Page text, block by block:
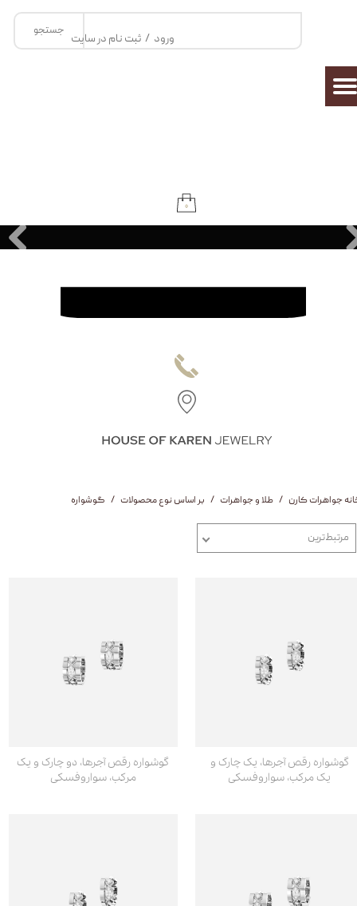
جستجو
۰
ورود / ثبت نام در سایت
تغییر گذر واژه
سفارشات
جواهرات کارن طلا و جواهرات بر اساس نوع محصولات گوشواره
مرتبط‌ترین
گوشواره رقص آجرها، یک چارک و
یک مرکب، سواروفسکی
گوشواره رقص آجرها، دو چارک و یک
مرکب، سواروفسکی